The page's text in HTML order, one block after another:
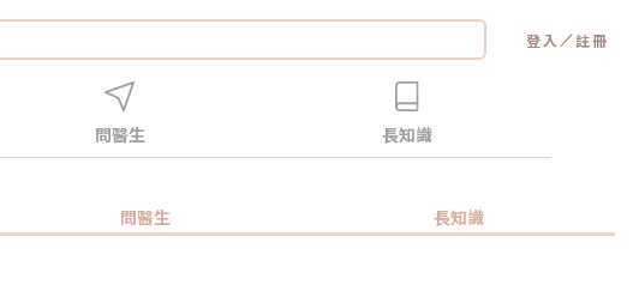
登入 ／註冊
問醫生 長知識
問醫生 長知識